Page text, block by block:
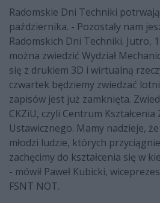
Radomskie Dni Techniki
października. - Pozostały nam
Radomskich Dni Techniki. Jutro,
można zwiedzić Wydział
się z drukiem 3D i wirtualną
czwartek będziemy zwiedzać
zapisów jest już zamknięta.
CKZiU, czyli Centrum
Ustawicznego. Mamy nadzieje,
młodzi ludzie, których
zachęcimy do kształcenia się w
- mówił Paweł Kubicki,
FSNT NOT.